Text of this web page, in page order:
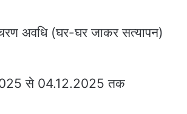
अवधि (घर-घर जाकर सत्यापन)
से 04.12.2025 तक